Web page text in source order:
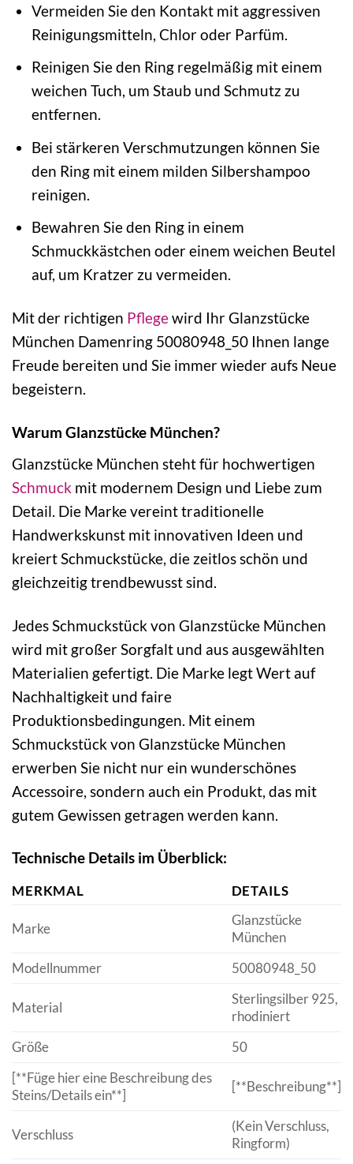
Vermeiden Sie den Kontakt mit aggressiven
Reinigungsmitteln, Chlor oder Parfüm.
Reinigen Sie den Ring regelmäßig mit einem
weichen Tuch, um Staub und Schmutz zu
entfernen.
Bei stärkeren Verschmutzungen können Sie
den Ring mit einem milden Silbershampoo
reinigen.
Bewahren Sie den Ring in einem
Schmuckkästchen oder einem weichen Beutel
auf, um Kratzer zu vermeiden.
Mit der richtigen Pflegewird Ihr Glanzstücke
München Damenring 50080948_50 Ihnen lange
Freude bereiten und Sie immer wieder aufs Neue
begeistern.
Warum Glanzstücke München?
Glanzstücke München steht für hochwertigen
Schmuck mit modernem Design und Liebe zum
Detail. Die Marke vereint traditionelle
Handwerkskunst mit innovativen Ideen und
kreiert Schmuckstücke, die zeitlos schön und
gleichzeitig trendbewusst sind.
Jedes Schmuckstück von Glanzstücke München
wird mit großer Sorgfalt und aus ausgewählten
Materialien gefertigt. Die Marke legt Wert auf
Nachhaltigkeit und faire
Produktionsbedingungen. Mit einem
Schmuckstück von Glanzstücke München
erwerben Sie nicht nur ein wunderschönes
Accessoire, sondern auch ein Produkt, das mit
gutem Gewissen getragen werden kann.
Technische Details im Überblick:
MERKMAL DETAILS
Marke
Glanzstücke
München
Modellnummer
50080948_50
Material
Sterlingsilber 925,
rhodiniert
Größe
50
[**Füge hier eine Beschreibung des
Steins/Details ein**]
[**Beschreibung**]
Verschluss
(Kein Verschluss,
Ringform)